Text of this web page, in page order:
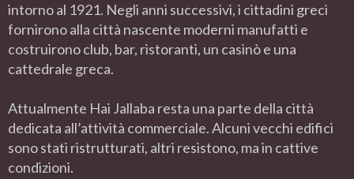
intorno al 1921. Negli anni successivi, i cittadini greci
fornirono alla città nascente moderni manufatti e
costruirono club, bar, ristoranti, un casinò e una
cattedrale greca.
Attualmente Hai Jallaba resta una parte della città
dedicata all’attività commerciale. Alcuni vecchi edifici
sono stati ristrutturati, altri resistono, ma in cattive
condizioni.